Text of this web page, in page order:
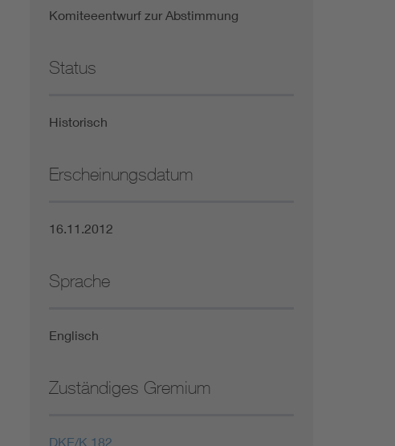
Gleichstromanwendungen im Wachstum
Komiteeentwurf zur Abstimmung
Status
Historisch
Erscheinungsdatum
16.11.2012
Sprache
Englisch
Zuständiges Gremium
DKE/K 182